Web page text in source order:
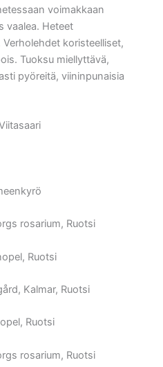
voimakkaan
vaalea. Heteet
koristeelliset,
Tuoksu miellyttävä,
pyöreitä, viininpunaisia
rosarium, Ruotsi
Ruotsi
Kalmar, Ruotsi
Ruotsi
rosarium, Ruotsi